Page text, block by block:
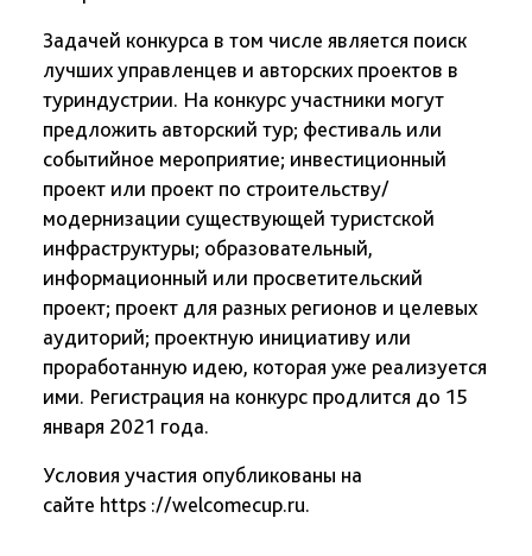
Задачей конкурса в том числе является поиск
лучших управленцев и авторских проектов в
туриндустрии. На конкурс участники могут
предложить авторский тур; фестиваль или
событийное мероприятие; инвестиционный
проект или проект по строительству/
модернизации существующей туристской
инфраструктуры; образовательный,
информационный или просветительский
проект; проект для разных регионов и целевых
аудиторий; проектную инициативу или
проработанную идею, которая уже реализуется
ими. Регистрация на конкурс продлится до 15
января 2021 года.
Условия участия опубликованы на
сайте https ://welcomecup.ru.